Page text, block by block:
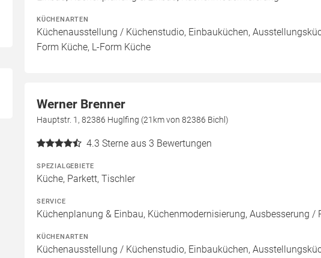
KÜCHENARTEN
Küchenausstellung / Küchenstudio, Einbauküchen,
Form Küche, L-Form Küche
Werner Brenner
Hauptstr. 1, 82386 Huglfing (21km von 82386 Bichl)
4.3 Sterne aus 3 Bewertungen
SPEZIALGEBIETE
Küche, Parkett, Tischler
SERVICE
Küchenplanung & Einbau, Küchenmodernisierung, Ausbesserung /
KÜCHENARTEN
Küchenausstellung / Küchenstudio, Einbauküchen,